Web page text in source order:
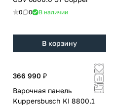
0 0 В наличии
В корзину
366 990 ₽
Варочная панель
Kuppersbusch KI 8800.1